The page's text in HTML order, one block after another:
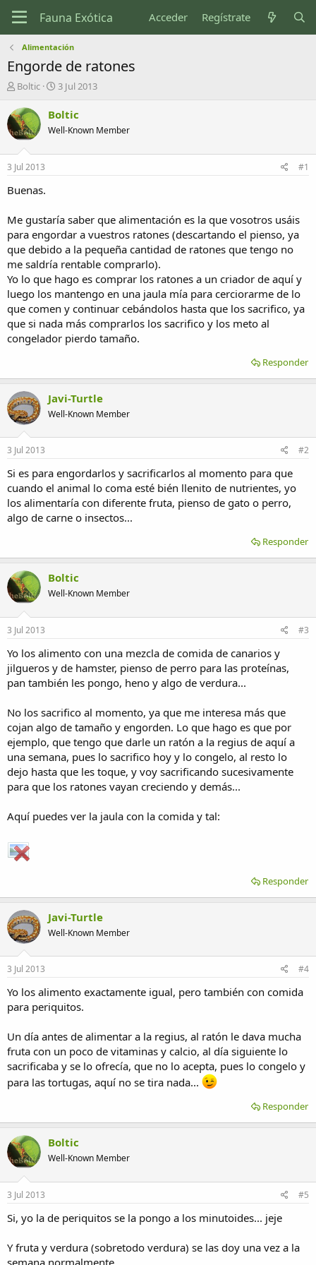
Acceder Regístrate
Alimentación
Engorde de ratones
I
i
c
i
o
r
l
t
e
m
a
Boltic
F
c
h
a
c
i
o
3 Jul 2013
Boltic
Well-Known Member
3 Jul 2013 #1
Buenas.
Me gustaría saber que alimentación es la que vosotros usáis
para engordar a vuestros ratones (descartando el pienso, ya
que debido a la pequeña cantidad de ratones que tengo no
me saldría rentable comprarlo).
Yo lo que hago es comprar los ratones a un criador de aquí y
luego los mantengo en una jaula mía para cerciorarme de lo
que comen y continuar cebándolos hasta que los sacrifico, ya
que si nada más comprarlos los sacrifico y los meto al
congelador pierdo tamaño.
Responder
Javi-Turtle
Well-Known Member
3 Jul 2013 #2
Si es para engordarlos y sacrificarlos al momento para que
cuando el animal lo coma esté bién llenito de nutrientes, yo
los alimentaría con diferente fruta, pienso de gato o perro,
algo de carne o insectos...
Responder
Boltic
Well-Known Member
3 Jul 2013 #3
Yo los alimento con una mezcla de comida de canarios y
jilgueros y de hamster, pienso de perro para las proteínas,
pan también les pongo, heno y algo de verdura...
No los sacrifico al momento, ya que me interesa más que
cojan algo de tamaño y engorden. Lo que hago es que por
ejemplo, que tengo que darle un ratón a la regius de aquí a
una semana, pues lo sacrifico hoy y lo congelo, al resto lo
dejo hasta que les toque, y voy sacrificando sucesivamente
para que los ratones vayan creciendo y demás...
Aquí puedes ver la jaula con la comida y tal:
Responder
Javi-Turtle
Well-Known Member
3 Jul 2013 #4
Yo los alimento exactamente igual, pero también con comida
para periquitos.
Un día antes de alimentar a la regius, al ratón le dava mucha
fruta con un poco de vitaminas y calcio, al día siguiente lo
sacrificaba y se lo ofrecía, que no lo acepta, pues lo congelo y
para las tortugas, aquí no se tira nada...
Responder
Boltic
Well-Known Member
3 Jul 2013 #5
Si, yo la de periquitos se la pongo a los minutoides... jeje
Y fruta y verdura (sobretodo verdura) se las doy una vez a la
semana normalmente